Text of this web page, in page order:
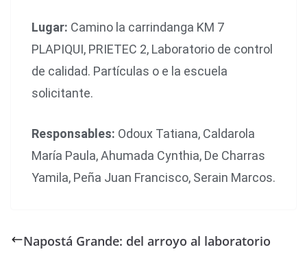
Lugar: Camino la carrindanga KM 7
PLAPIQUI, PRIETEC 2, Laboratorio de control
de calidad. Partículas o e la escuela
solicitante.
Responsables: Odoux Tatiana, Caldarola
María Paula, Ahumada Cynthia, De Charras
Yamila, Peña Juan Francisco, Serain Marcos.
Napostá Grande: del arroyo al laboratorio